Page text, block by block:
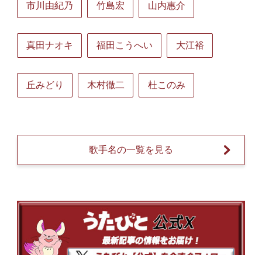
市川由紀乃 竹島宏 山内惠介
真田ナオキ 福田こうへい 大江裕
丘みどり 木村徹二 杜このみ
歌手名の一覧を見る